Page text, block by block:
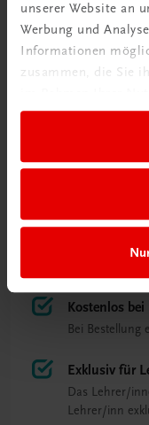
unserer Website an
Werbung und
Informationen
zusammen, die Sie
Das Besondere
Kostenlos bei
Bei Bestellung
Exklusiv für
Das Lehrer/
Lehrer/inn